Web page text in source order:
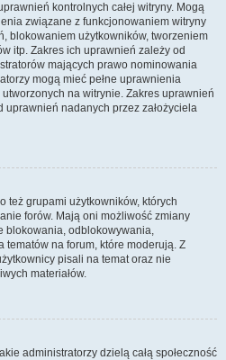
kontrolnych całej witryny. Mogą
związane z funkcjonowaniem witryny
blokowaniem użytkowników, tworzeniem
itp. Zakres ich uprawnień zależy od
mających prawo nominowania
mogą mieć pełne uprawnienia
na witrynie. Zakres uprawnień
nadanych przez założyciela
też grupami użytkowników, których
forów. Mają oni możliwość zmiany
blokowania, odblokowywania,
na forum, które moderują. Z
pisali na temat oraz nie
materiałów.
administratorzy dzielą całą społeczność